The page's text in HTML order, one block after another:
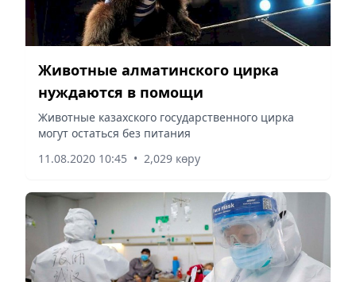
Животные алматинского цирка
нуждаются в помощи
Животные казахского государственного цирка
могут остаться без питания
11.08.2020 10:45 • 2,029 көру